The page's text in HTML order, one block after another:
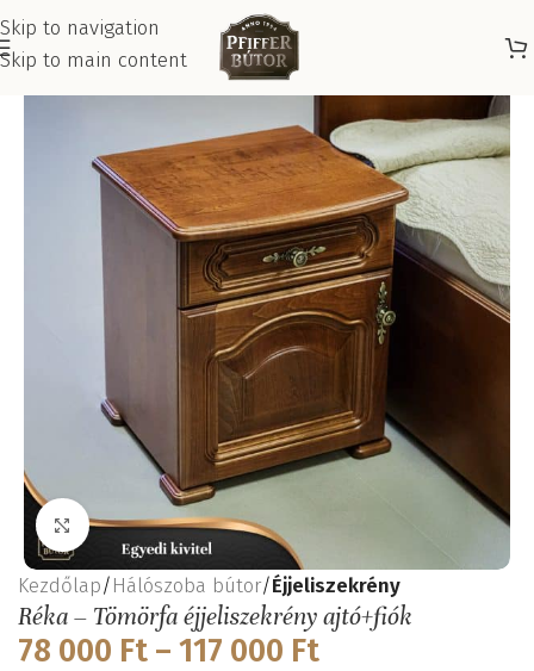
Skip to navigation
Skip to main content
Kattints a nagyításhoz
Kezdőlap Hálószoba bútor Éjjeliszekrény
Réka – Tömörfa éjjeliszekrény ajtó+fiók
78 000 Ft – 117 000 Ft